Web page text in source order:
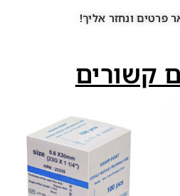
פרטים ונחזר אליך!
קשורים